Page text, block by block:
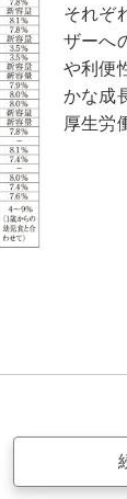
それぞ
ザーへ
や利便
かな成
厚生労